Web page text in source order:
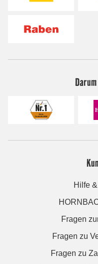
Hilfe
Fragen
Fragen zu
Fragen zu